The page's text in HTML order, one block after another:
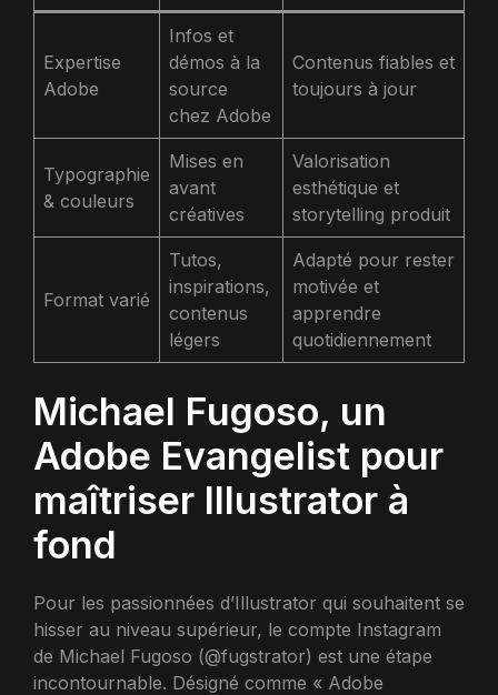
Expertise
Adobe
Infos et
démos à la
source
chez Adobe
Contenus fiables et
toujours à jour
Typographie
& couleurs
Mises en
avant
créatives
Valorisation
esthétique et
storytelling produit
Format varié
Tutos,
inspirations,
contenus
légers
Adapté pour rester
motivée et
apprendre
quotidiennement
Michael Fugoso, un
Adobe Evangelist pour
maîtriser Illustrator à
fond
Pour les passionnées d’Illustrator qui souhaitent se
hisser au niveau supérieur, le compte Instagram
de Michael Fugoso (@fugstrator) est une étape
incontournable. Désigné comme « Adobe